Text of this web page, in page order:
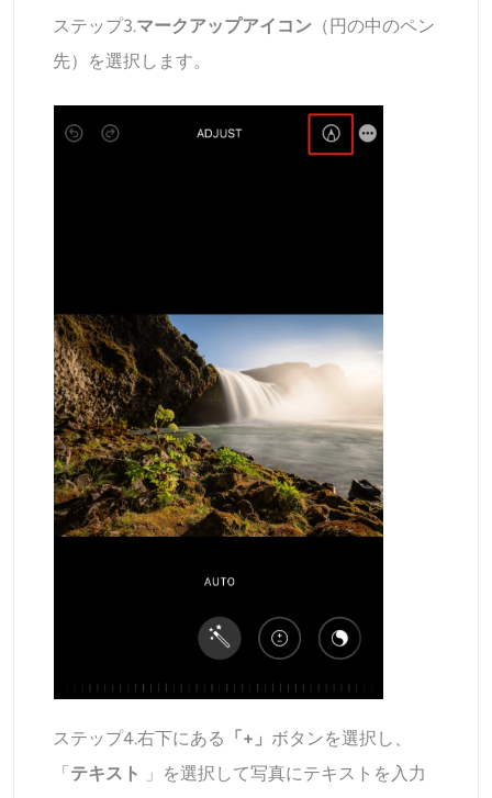
ステップ3.マークアップアイコン （円の中のペン
先）を選択します。
ステップ4.右下にある 「+」 ボタンを選択し、
「テキスト 」を選択して写真にテキストを入力